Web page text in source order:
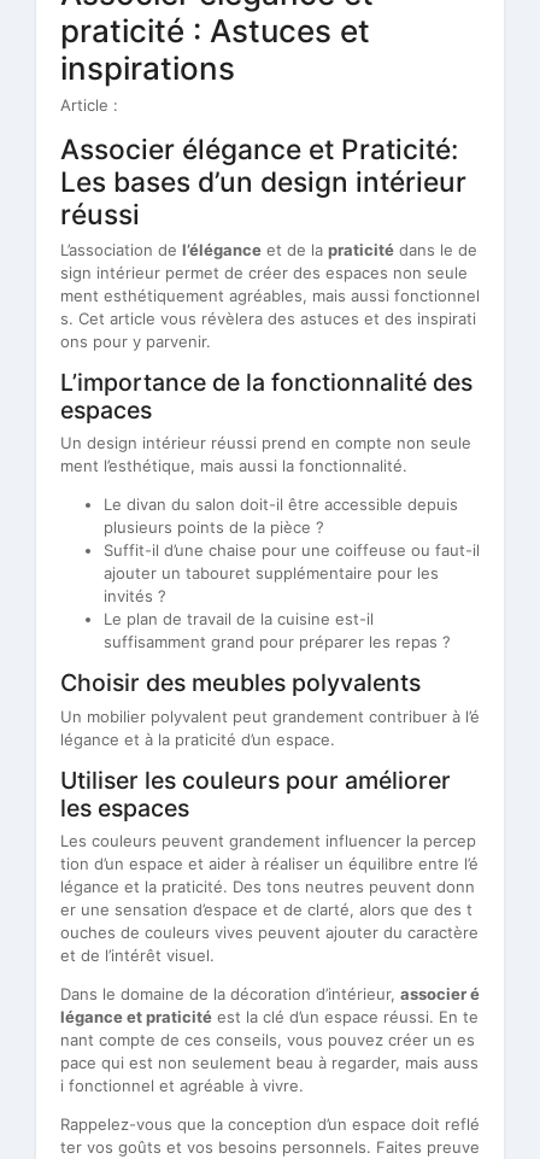
praticité : Astuces et
inspirations
Article :
Associer élégance et Praticité:
Les bases d’un design intérieur
réussi
L’association de l’élégance et de la praticité dans le de
sign intérieur permet de créer des espaces non seule
ment esthétiquement agréables, mais aussi fonctionnel
s. Cet article vous révèlera des astuces et des inspirati
ons pour y parvenir.
L’importance de la fonctionnalité des
espaces
Un design intérieur réussi prend en compte non seule
ment l’esthétique, mais aussi la fonctionnalité.
Le divan du salon doit-il être accessible depuis
plusieurs points de la pièce ?
Suffit-il d’une chaise pour une coiffeuse ou faut-il
ajouter un tabouret supplémentaire pour les
invités ?
Le plan de travail de la cuisine est-il
suffisamment grand pour préparer les repas ?
Choisir des meubles polyvalents
Un mobilier polyvalent peut grandement contribuer à l’é
légance et à la praticité d’un espace.
Utiliser les couleurs pour améliorer
les espaces
Les couleurs peuvent grandement influencer la percep
tion d’un espace et aider à réaliser un équilibre entre l’é
légance et la praticité. Des tons neutres peuvent donn
er une sensation d’espace et de clarté, alors que des t
ouches de couleurs vives peuvent ajouter du caractère
et de l’intérêt visuel.
Dans le domaine de la décoration d’intérieur, associer é
légance et praticité est la clé d’un espace réussi. En te
nant compte de ces conseils, vous pouvez créer un es
pace qui est non seulement beau à regarder, mais auss
i fonctionnel et agréable à vivre.
Rappelez-vous que la conception d’un espace doit reflé
ter vos goûts et vos besoins personnels. Faites preuve